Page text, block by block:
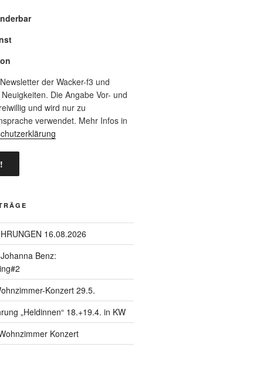
der Wacker-f3 und
Die Angabe Vor- und
und wird nur zu
verwendet. Mehr Infos in
16.08.2026
Benz:
Konzert 29.5.
„Heldinnen“ 18.+19.4. in KW
Konzert